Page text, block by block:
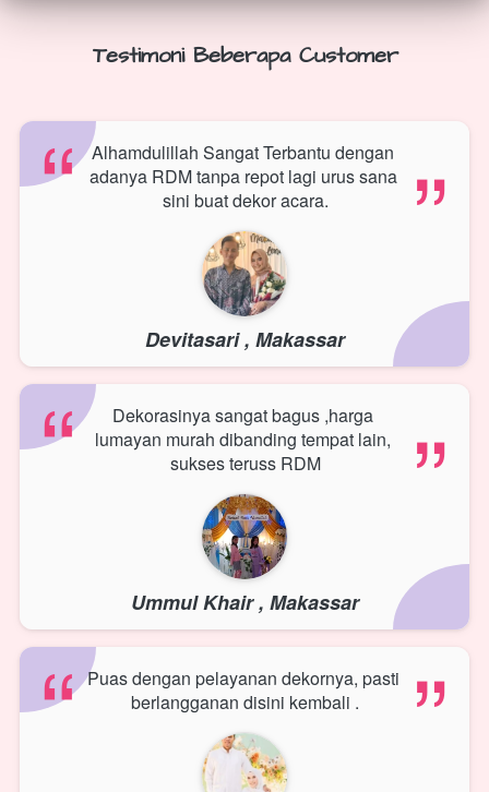
Testimoni Beberapa Customer
“
Alhamdulillah Sangat Terbantu dengan
adanya RDM tanpa repot lagi urus sana
sini buat dekor acara.
“
Devitasari , Makassar
“
Dekorasinya sangat bagus ,harga
lumayan murah dibanding tempat lain,
sukses teruss RDM
“
Ummul Khair , Makassar
“ Puas dengan pelayanan dekornya, pasti
berlangganan disini kembali .
“